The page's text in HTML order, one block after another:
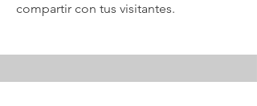
compartir con tus visitantes.